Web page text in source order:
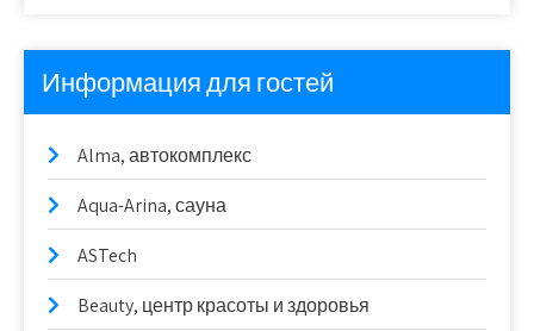
Информация для гостей
Alma, автокомплекс
Aqua-Arina, сауна
ASTech
Beauty, центр красоты и здоровья